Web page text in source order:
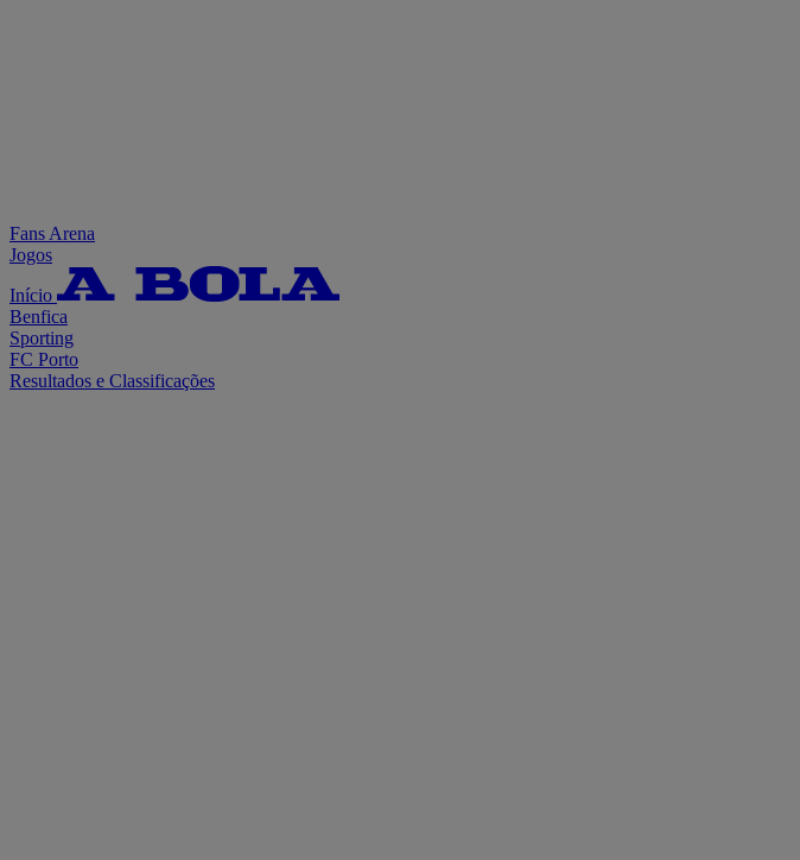
Fans Arena
Jogos
Início
Benfica
Sporting
FC Porto
Resultados e Classificações